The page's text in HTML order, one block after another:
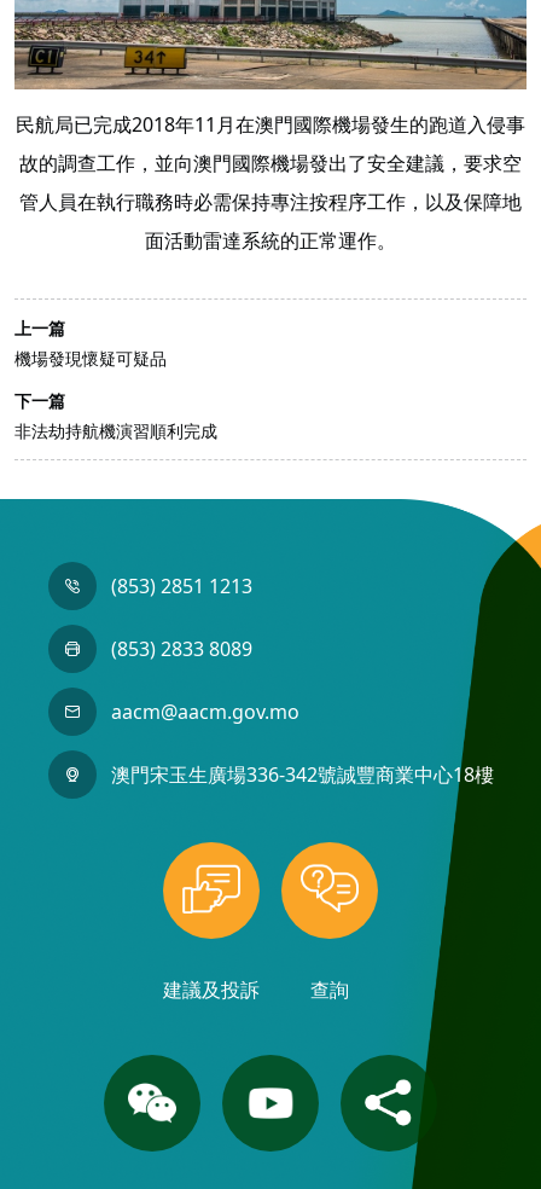
民航局已完成2018年11月在澳門國際機場發生的跑道入侵事
故的調查工作，並向澳門國際機場發出了安全建議，要求空
管人員在執行職務時必需保持專注按程序工作，以及保障地
面活動雷達系統的正常運作。
上一篇
機場發現懷疑可疑品
下一篇
非法劫持航機演習順利完成
(853) 2851 1213
(853) 2833 8089
aacm@aacm.gov.mo
澳門宋玉生廣場336-342號誠豐商業中心18樓
建議及投訴 查詢